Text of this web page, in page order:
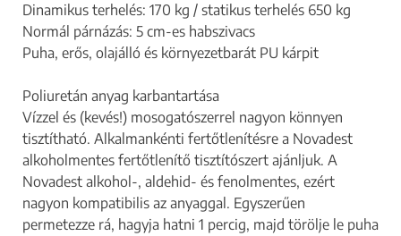
Dinamikus terhelés: 170 kg / statikus terhelés 650 kg
Normál párnázás: 5 cm-es habszivacs
Puha, erős, olajálló és környezetbarát PU kárpit
Poliuretán anyag karbantartása
Vízzel és (kevés!) mosogatószerrel nagyon könnyen
tisztítható. Alkalmankénti fertőtlenítésre a Novadest
alkoholmentes fertőtlenítő tisztítószert ajánljuk. A
Novadest alkohol-, aldehid- és fenolmentes, ezért
nagyon kompatibilis az anyaggal. Egyszerűen
permetezze rá, hagyja hatni 1 percig, majd törölje le puha